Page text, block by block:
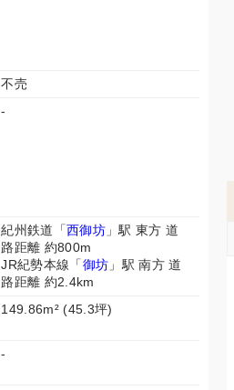
不売
-
紀州鉄道「西御坊 」駅 東方 道
路距離 約800m
JR紀勢本線「御坊 」駅 南方 道
路距離 約2.4km
149.86m² (45.3坪)
-